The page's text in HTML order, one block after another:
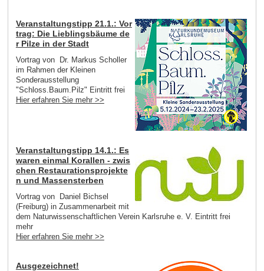
Veranstaltungstipp 21.1.: Vor
trag: Die Lieblingsbäume de
r Pilze in der Stadt
Vortrag von Dr. Markus Scholler
im Rahmen der Kleinen
Sonderausstellung
"Schloss.Baum.Pilz" Eintritt frei
Hier erfahren Sie mehr >>
Veranstaltungstipp 14.1.: Es
waren einmal Korallen - zwis
chen Restaurationsprojekte
n und Massensterben
Vortrag von Daniel Bichsel
(Freiburg) in Zusammenarbeit mit
dem Naturwissenschaftlichen Verein Karlsruhe e. V. Eintritt frei
mehr
Hier erfahren Sie mehr >>
Ausgezeichnet!